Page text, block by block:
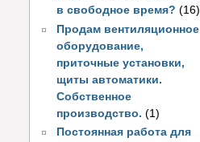
в свободное время? (16)
Продам вентиляционное
оборудование,
приточные установки,
щиты автоматики.
Собственное
производство. (1)
Постоянная работа для